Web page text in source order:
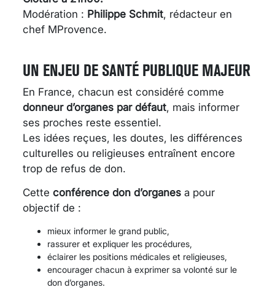
Modération : Philippe Schmit, rédacteur en
chef MProvence.
UN ENJEU DE SANTÉ PUBLIQUE MAJEUR
En France, chacun est considéré comme
donneur d’organes par défaut, mais informer
ses proches reste essentiel.
Les idées reçues, les doutes, les différences
culturelles ou religieuses entraînent encore
trop de refus de don.
Cette conférence don d’organes a pour
objectif de :
mieux informer le grand public,
rassurer et expliquer les procédures,
éclairer les positions médicales et religieuses,
encourager chacun à exprimer sa volonté sur le
don d’organes.